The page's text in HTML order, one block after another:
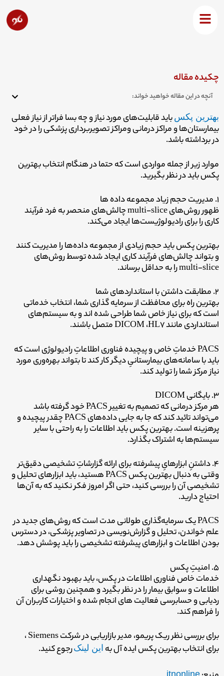
بهترین پکس از نظر لنی رزنیک مدیر رادیولوژی Agfa
چکیده مقاله
آنچه در این مقاله خواهید خواند:
بهترین پکس باید قابلیت‌های مورد نیاز و چه بسا فراتر از نیاز فعلی
بیمارستان‌ها و مراکز درمانی ومراکز تصویربرداری پزشکی را در خود
در برداشته باشد.
موارد زیر از جمله مواردی است که حتما در هنگام انتخاب بهترین
پکس باید در نظر بگیرید.
۱. مدیریت حجم زیاد مجموعه داده ها
ظهور روش‌های multi-slice چالش‌های منحصر به فرد فرآیند
کاری را برای رادیولوژیست‌ها ایجاد می‌کند.
بهترین پکس باید حجم زیادی از مجموعه داده‌ها را مدیریت کنند
و بتواند چالش‌های فرآیند کاری ایجاد شده توسط روش‌های
multi-slice را به حداقل برساند.
۲. مطابقت داشتن با استانداردهای شما
بهترین راه برای محافظت از سرمایه گذاری شما، انتخاب خدماتی
است که برای نیاز خاص شما طراحی شده اند و به سیستم‌های
استانداردی مانند DICOM ،HL7 متصل باشند.
PACS خدماتِ خاص و پیچیده فناوری اطلاعاتِ رادیولوژی است که
باید با سامانه‌های بیمارستانیِ دیگر کار کند تا بتواند بهره‌وری مورد
نیاز مرکز شما را تولید کند.
۳. بایگانی DICOM
هر مرکز درمانی که تصمیم به تغییر PACS خود گرفته باشد
می‌تواند تائید کند که جا به جایی داده‌های PACS چقدر پیچیده و
پرهزینه است. بهترین پکس باید اطلاعات را به راحتی با سایر
سیستم‌ها به اشتراک بگذارد.
۴. داشتنِ ابزارهایِ پیشرفته برای ارائه گزارشاتِ تشخیصی دقیق‌تر
وقتی به دنبال بهترین پکس PACS هستید، باید ابزارهای تحلیل و
تشخیصی آن را بررسی کنید، حتی اگر امروز فکر نکنید که به آن‌ها
احتیاج دارید.
PACS یک سرمایه‌گذاری طولانی مدت است که روش‌های جدید در
علم خواندن، تحلیل و گزارش‌نویسی در تصاویر پزشکی، در دسترس
بودن اطلاعات و ابزارهای پیشرفته تشخیصی را باید پوشش دهد.
۵. امنیتِ پکس
خدمات خاص فناوری اطلاعات در پکس، باید بهبود نگهداری
اطلاعات و سوابق بیمار را در نظر بگیرد و همچنین روشی برای
ردیابی و حسابرسی فعالیت های انجام شده و اختیارات کاربران آن
را فراهم کند.
برای بررسی نظر ریک پریمو، مدیر بازاریابی در شرکت Siemens ،
برای انتخاب بهترین پکس ایده آل به این لینکرجوع کنید.